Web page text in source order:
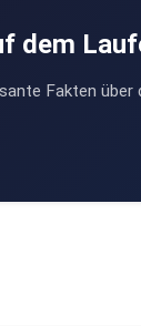
dem
Fakten